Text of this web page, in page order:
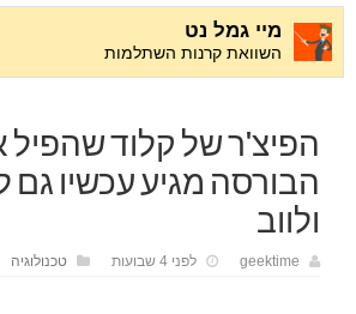
הפיצ'ר של קלוד שהפיל
הבורסה מגיע עכשיו גם
ולווב
geektime לפני 4 שבועות טכנולוגיה